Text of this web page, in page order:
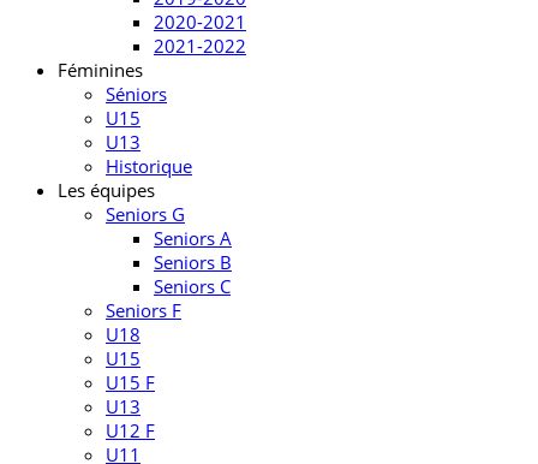
2020-2021
2021-2022
Féminines
Séniors
U15
U13
Historique
Les équipes
Seniors G
Seniors A
Seniors B
Seniors C
Seniors F
U18
U15
U15 F
U13
U12 F
U11